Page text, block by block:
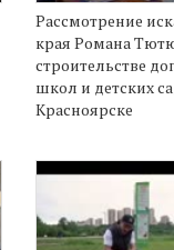
Рассмотрение
края Романа
строительстве
школ и детских
Красноярске